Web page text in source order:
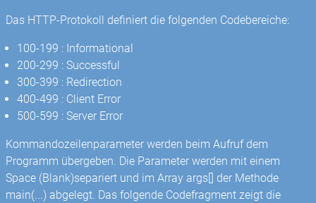
Das HTTP-Protokoll definiert die folgenden Codebereiche:
100-199 : Informational
200-299 : Successful
300-399 : Redirection
400-499 : Client Error
500-599 : Server Error
Kommandozeilenparameter werden beim Aufruf dem
Programm übergeben. Die Parameter werden mit einem
Space (Blank)separiert und im Array args[] der Methode
main(...) abgelegt. Das folgende Codefragment zeigt die